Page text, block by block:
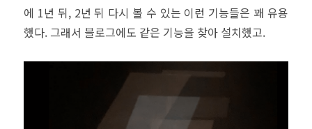
에 1년 뒤, 2년 뒤 다시 볼 수 있는 이런 기능들은 꽤 유용
했다. 그래서 블로그에도 같은 기능을 찾아 설치했고.